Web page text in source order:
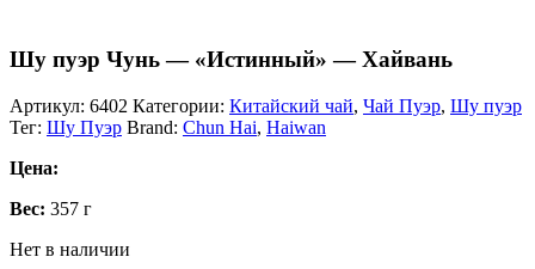
Шу пуэр Чунь — «Истинный» — Хайвань
Артикул: 6402 Категории: Китайский чай, Чай Пуэр, Шу пуэр
Тег: Шу Пуэр Brand: Chun Hai, Haiwan
Цена:
Вес: 357 г
Нет в наличии